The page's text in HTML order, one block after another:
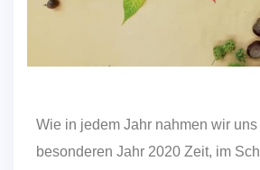
Wie in jedem Jahr nahmen wir
besonderen Jahr 2020 Zeit, im